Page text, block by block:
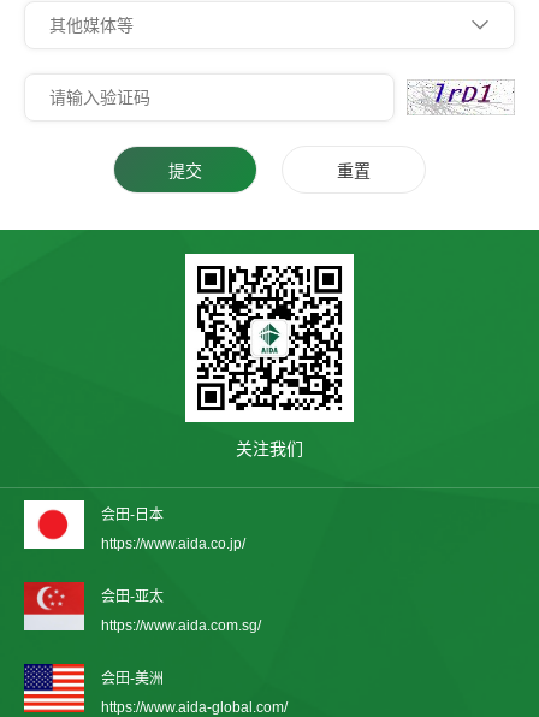
提交 重置
关注我们
会田-日本
https://www.aida.co.jp/
会田-亚太
https://www.aida.com.sg/
会田-美洲
https://www.aida-global.com/